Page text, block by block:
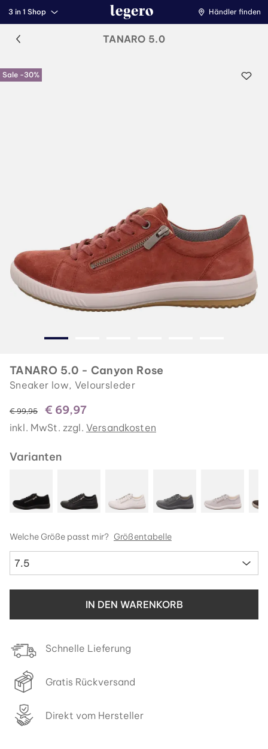
3 in 1 Shop Händler finden
TANARO 5.0
Sale -30%
TANARO 5.0 - Canyon Rose
Sneaker low, Veloursleder
statt
€ 99,95 € 69,97
inkl. MwSt. zzgl. Versandkosten
Varianten
Welche Größe passt mir? Größentabelle
7.5
IN DEN WARENKORB
Schnelle Lieferung
Gratis Rückversand
Direkt vom Hersteller